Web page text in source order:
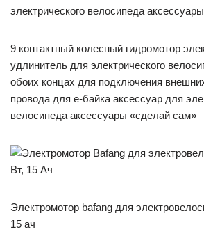
9 контактный колесный гидромотор
удлинитель для электрического
обоих концах для подключения
провода для е-байка аксессуар для
велосипеда аксессуары «сделай сам»
Электромотор bafang для
15 ач